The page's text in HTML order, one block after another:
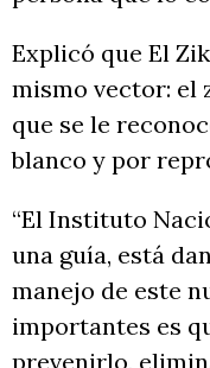
Explicó que El
mismo vector: el
que se le
blanco y por
“El Instituto
una guía, está
manejo de este
importantes es
prevenirlo,